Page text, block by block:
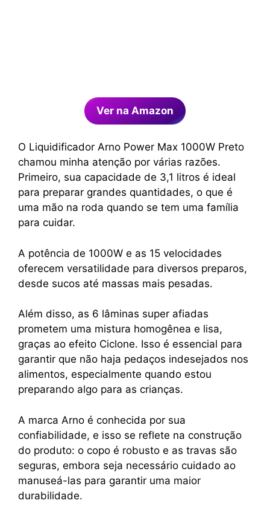
Ver na Amazon
O Liquidificador Arno Power Max 1000W Preto
chamou minha atenção por várias razões.
Primeiro, sua capacidade de 3,1 litros é ideal
para preparar grandes quantidades, o que é
uma mão na roda quando se tem uma família
para cuidar.
A potência de 1000W e as 15 velocidades
oferecem versatilidade para diversos preparos,
desde sucos até massas mais pesadas.
Além disso, as 6 lâminas super afiadas
prometem uma mistura homogênea e lisa,
graças ao efeito Ciclone. Isso é essencial para
garantir que não haja pedaços indesejados nos
alimentos, especialmente quando estou
preparando algo para as crianças.
A marca Arno é conhecida por sua
confiabilidade, e isso se reflete na construção
do produto: o copo é robusto e as travas são
seguras, embora seja necessário cuidado ao
manuseá-las para garantir uma maior
durabilidade.